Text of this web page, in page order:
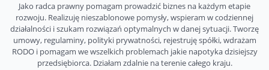
Jako radca prawny pomagam prowadzić biznes na każdym etapie
rozwoju. Realizuję nieszablonowe pomysły, wspieram w codziennej
działalności i szukam rozwiązań optymalnych w danej sytuacji. Tworzę
umowy, regulaminy, polityki prywatności, rejestruję spółki, wdrażam
RODO i pomagam we wszelkich problemach jakie napotyka dzisiejszy
przedsiębiorca. Działam zdalnie na terenie całego kraju.